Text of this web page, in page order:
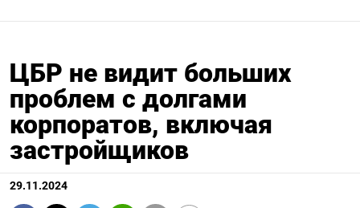
ЦБР не видит больших
проблем с долгами
корпоратов, включая
застройщиков
29.11.2024